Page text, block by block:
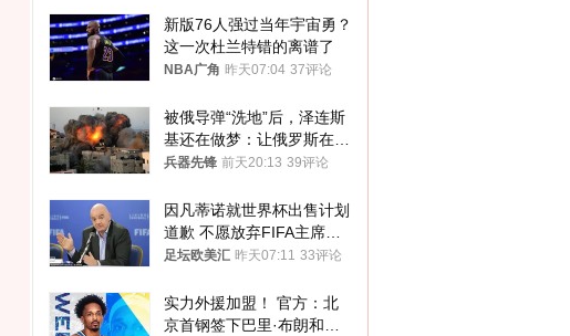
新版76人强过当年宇宙勇？
这一次杜兰特错的离谱了
NBA广角 昨天07:04 37评论
被俄导弹“洗地”后，泽连斯
基还在做梦：让俄罗斯在冬
季前求和？
兵器先锋 前天20:13 39评论
因凡蒂诺就世界杯出售计划
道歉 不愿放弃FIFA主席职
位
足坛欧美汇 昨天07:11 33评论
实力外援加盟！ 官方：北
京首钢签下巴里·布朗和桑